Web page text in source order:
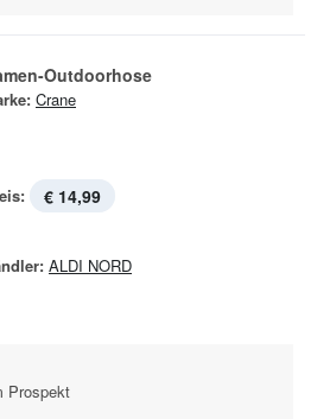
Outdoorhose
Crane
€ 14,99
ALDI NORD
Prospekt